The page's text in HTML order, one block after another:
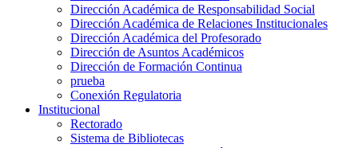
Dirección Académica de Responsabilidad Social
Dirección Académica de Relaciones Institucionales
Dirección Académica del Profesorado
Dirección de Asuntos Académicos
Dirección de Formación Continua
prueba
Conexión Regulatoria
Institucional
Rectorado
Sistema de Bibliotecas